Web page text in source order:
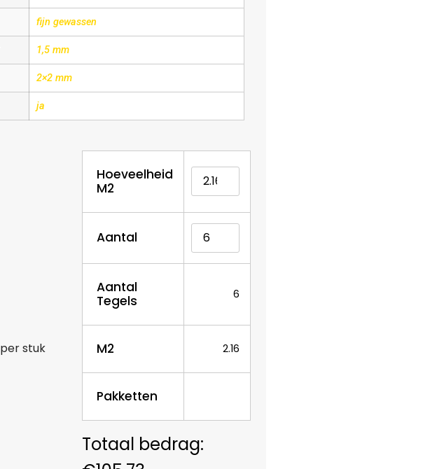
fijn gewassen
1,5 mm
2×2 mm
ja
per stuk
Hoeveelheid
M2
Aantal
Aantal
Tegels
6
M2 2.16
Pakketten